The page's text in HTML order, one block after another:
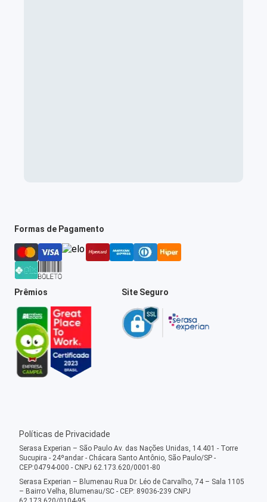
Formas de Pagamento
Prêmios Site Seguro
Políticas de Privacidade
Serasa Experian – São Paulo Av. das Nações Unidas, 14.401 - Torre
Sucupira - 24ºandar - Chácara Santo Antônio, São Paulo/SP -
CEP:04794-000 - CNPJ 62.173.620/0001-80
Serasa Experian – Blumenau Rua Dr. Léo de Carvalho, 74 – Sala 1105
– Bairro Velha, Blumenau/SC - CEP: 89036-239 CNPJ